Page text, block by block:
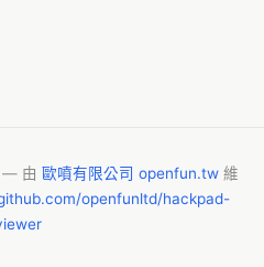
— 由 歐噴有限公司 openfun.tw 維
openfunltd/hackpad-